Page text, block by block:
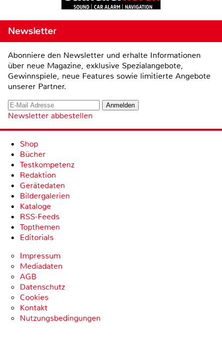
Newsletter
Abonniere den Newsletter und erhalte Informationen
über neue Magazine, exklusive Spezialangebote,
Gewinnspiele, neue Features sowie limitierte Angebote
unserer Partner.
Newsletter abbestellen
Shop
Bücher
Testkompetenz
Redaktion
Gerätedaten
Bildergalerien
Kataloge
RSS-Feeds
Topthemen
Editorials
Impressum
Mediadaten
AGB
Datenschutz
Cookies
Kontakt
Nutzungsbedingungen